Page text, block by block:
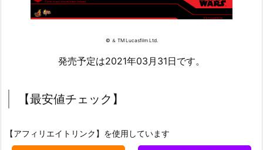
© ＆ TM Lucasfilm Ltd.
発売予定は2021年03月31日です。
【最安値チェック】
【アフィリエイトリンク】を使用しています